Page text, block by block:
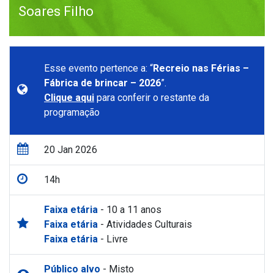
Soares Filho
Esse evento pertence a: “Recreio nas Férias –
Fábrica de brincar – 2026”.
Clique aqui para conferir o restante da
programação
20 Jan 2026
14h
Faixa etária - 10 a 11 anos
Faixa etária - Atividades Culturais
Faixa etária - Livre
Público alvo - Misto